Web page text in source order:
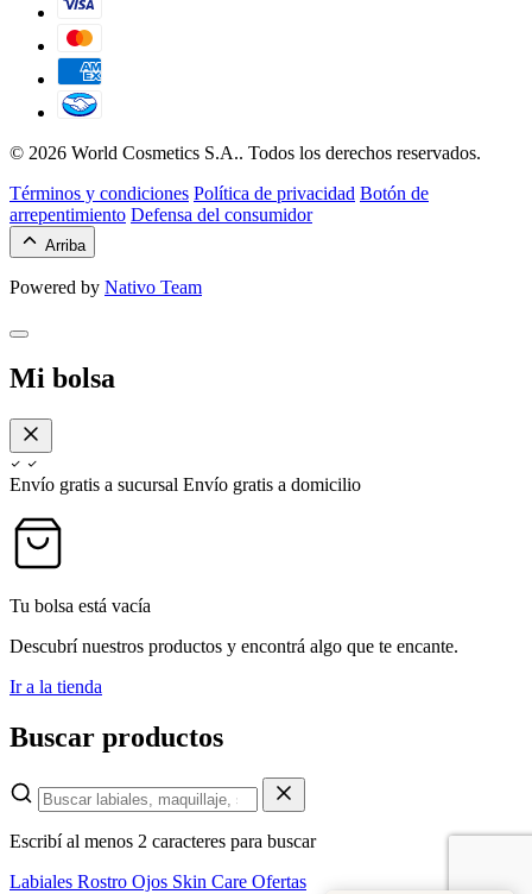
© 2026 World Cosmetics S.A.. Todos los derechos reservados.
Términos y condiciones Política de privacidad Botón de
arrepentimiento Defensa del consumidor
Arriba
Powered by Nativo Team
Mi bolsa
Envío gratis a sucursal Envío gratis a domicilio
Tu bolsa está vacía
Descubrí nuestros productos y encontrá algo que te encante.
Ir a la tienda
Buscar productos
Escribí al menos 2 caracteres para buscar
Labiales Rostro Ojos Skin Care Ofertas